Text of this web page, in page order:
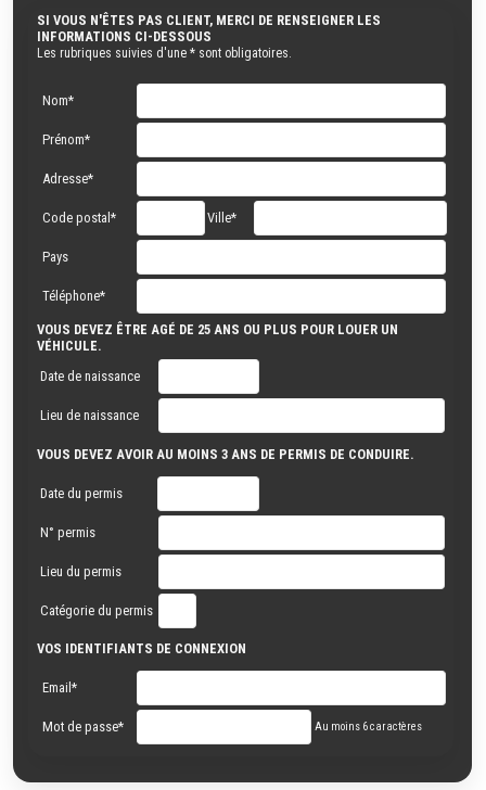
SI VOUS N'ÊTES PAS CLIENT, MERCI DE RENSEIGNER LES
INFORMATIONS CI-DESSOUS
Les rubriques suivies d'une * sont obligatoires.
Nom*
Prénom*
Adresse*
Code postal* Ville*
Pays
Téléphone*
VOUS DEVEZ ÊTRE AGÉ DE 25 ANS OU PLUS POUR LOUER UN
VÉHICULE.
Date de naissance
Lieu de naissance
VOUS DEVEZ AVOIR AU MOINS 3 ANS DE PERMIS DE CONDUIRE.
Date du permis
N° permis
Lieu du permis
Catégorie du permis
VOS IDENTIFIANTS DE CONNEXION
Email*
Mot de passe* Au moins 6 caractères